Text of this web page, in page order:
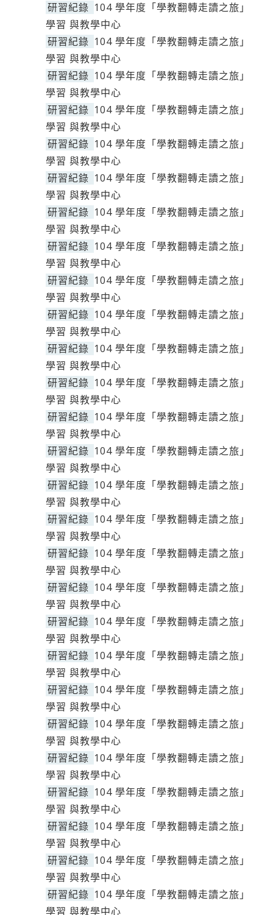
研習紀錄 104 學年度「學教翻轉走讀之旅」
學習 與教學中心
研習紀錄 104 學年度「學教翻轉走讀之旅」
學習 與教學中心
研習紀錄 104 學年度「學教翻轉走讀之旅」
學習 與教學中心
研習紀錄 104 學年度「學教翻轉走讀之旅」
學習 與教學中心
研習紀錄 104 學年度「學教翻轉走讀之旅」
學習 與教學中心
研習紀錄 104 學年度「學教翻轉走讀之旅」
學習 與教學中心
研習紀錄 104 學年度「學教翻轉走讀之旅」
學習 與教學中心
研習紀錄 104 學年度「學教翻轉走讀之旅」
學習 與教學中心
研習紀錄 104 學年度「學教翻轉走讀之旅」
學習 與教學中心
研習紀錄 104 學年度「學教翻轉走讀之旅」
學習 與教學中心
研習紀錄 104 學年度「學教翻轉走讀之旅」
學習 與教學中心
研習紀錄 104 學年度「學教翻轉走讀之旅」
學習 與教學中心
研習紀錄 104 學年度「學教翻轉走讀之旅」
學習 與教學中心
研習紀錄 104 學年度「學教翻轉走讀之旅」
學習 與教學中心
研習紀錄 104 學年度「學教翻轉走讀之旅」
學習 與教學中心
研習紀錄 104 學年度「學教翻轉走讀之旅」
學習 與教學中心
研習紀錄 104 學年度「學教翻轉走讀之旅」
學習 與教學中心
研習紀錄 104 學年度「學教翻轉走讀之旅」
學習 與教學中心
研習紀錄 104 學年度「學教翻轉走讀之旅」
學習 與教學中心
研習紀錄 104 學年度「學教翻轉走讀之旅」
學習 與教學中心
研習紀錄 104 學年度「學教翻轉走讀之旅」
學習 與教學中心
研習紀錄 104 學年度「學教翻轉走讀之旅」
學習 與教學中心
研習紀錄 104 學年度「學教翻轉走讀之旅」
學習 與教學中心
研習紀錄 104 學年度「學教翻轉走讀之旅」
學習 與教學中心
研習紀錄 104 學年度「學教翻轉走讀之旅」
學習 與教學中心
研習紀錄 104 學年度「學教翻轉走讀之旅」
學習 與教學中心
研習紀錄 104 學年度「學教翻轉走讀之旅」
學習 與教學中心